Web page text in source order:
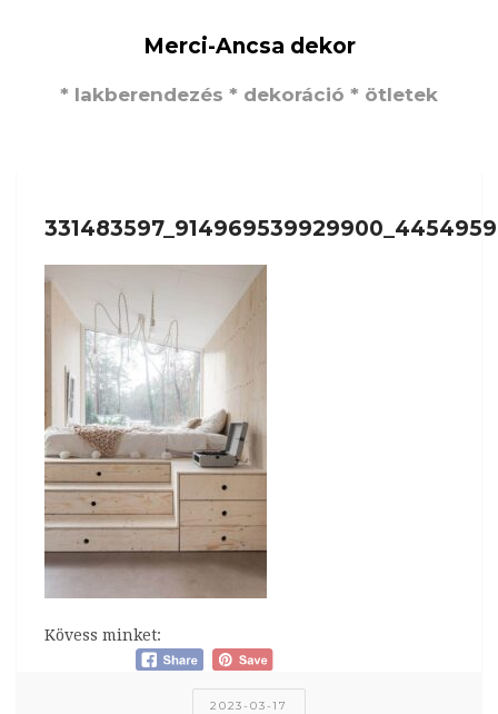
Merci-Ancsa dekor
* lakberendezés * dekoráció * ötletek
Kövess minket:
2023-03-17